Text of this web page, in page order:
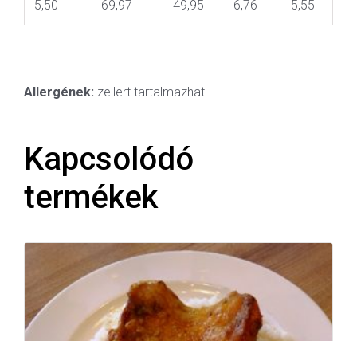
5,50 69,97 49,95 6,76 5,55
Allergének: zellert tartalmazhat
Kapcsolódó
termékek